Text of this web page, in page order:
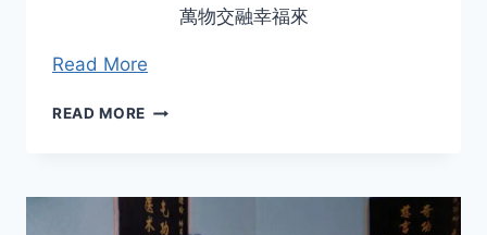
萬物交融幸福來
Read More
READ MORE 人
天
之